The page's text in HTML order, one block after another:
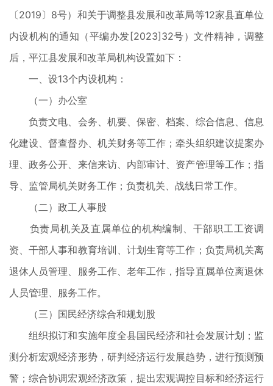
〔2019〕8号）和关于调整县发展和改革局等12家县直单位
内设机构的通知（平编办发[2023]32号）文件精神，调整
后，平江县发展和改革局机构设置如下：
一、设13个内设机构：
（一）办公室
负责文电、会务、机要、保密、档案、综合信息、信息
化建设、督查督办、机关财务等工作；牵头组织建议提案办
理、政务公开、来信来访、内部审计、资产管理等工作；指
导、监管局机关财务工作；负责机关、战线日常工作。
（二）政工人事股
负责局机关及直属单位的机构编制、干部职工工资调
资、干部人事和教育培训、计划生育等工作；负责局机关离
退休人员管理、服务工作、老年工作，指导直属单位离退休
人员管理、服务工作。
（三）国民经济综合和规划股
组织拟订和实施年度全县国民经济和社会发展计划；监
测分析宏观经济形势，研判经济运行发展趋势，进行预测预
警；综合协调宏观经济政策，提出宏观调控目标和经济运行